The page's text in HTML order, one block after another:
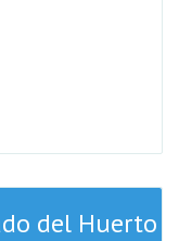
del Huerto